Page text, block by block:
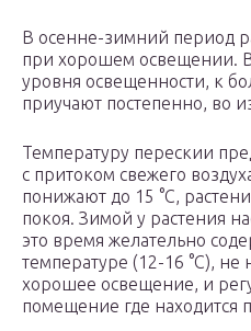
В осенне-зимний период
при хорошем освещении.
уровня освещенности, к
приучают постепенно, во
Температуру перескии
с притоком свежего
понижают до 15 °C,
покоя. Зимой у растения
это время желательно
температуре (12-16 °С), не
хорошее освещение, и
помещение где находится